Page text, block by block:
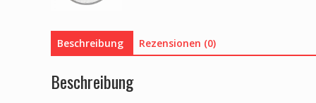
Beschreibung Rezensionen (0)
Beschreibung